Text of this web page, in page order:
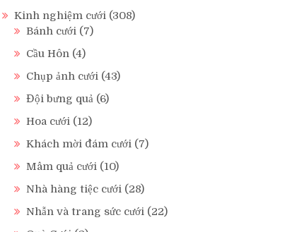
Kinh nghiệm cưới (308)
Bánh cưới (7)
Cầu Hôn (4)
Chụp ảnh cưới (43)
Đội bưng quả (6)
Hoa cưới (12)
Khách mời đám cưới (7)
Mâm quả cưới (10)
Nhà hàng tiệc cưới (28)
Nhẫn và trang sức cưới (22)